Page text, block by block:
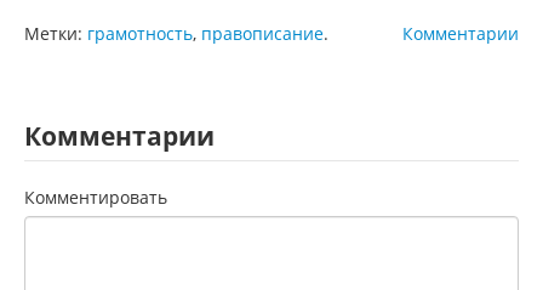
Комментарии
Метки: грамотность, правописание.
Комментарии
Комментировать